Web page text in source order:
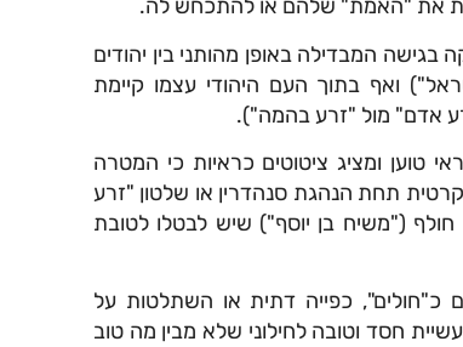
את "האמת" שלהם או להתכחש לה.
בגישה המבדילה באופן מהותני בין יהודים
ואף בתוך העם היהודי עצמו קיימת
אדם" מול "זרע בהמה").
טוען ומציג ציטוטים כראיות כי המטרה
תחת הנהגת סנהדרין או שלטון "זרע
("משיח בן יוסף") שיש לבטלו לטובת
כ"חולים", כפייה דתית או השתלטות על
חסד וטובה לחילוני שלא מבין מה טוב